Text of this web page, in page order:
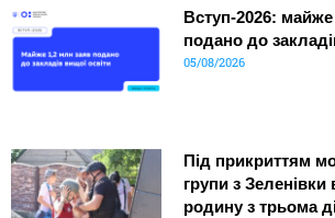
Вступ-2026:
подано до
05/08/2026
Під прикриттям
групи з Зеленівки
родину з трьома